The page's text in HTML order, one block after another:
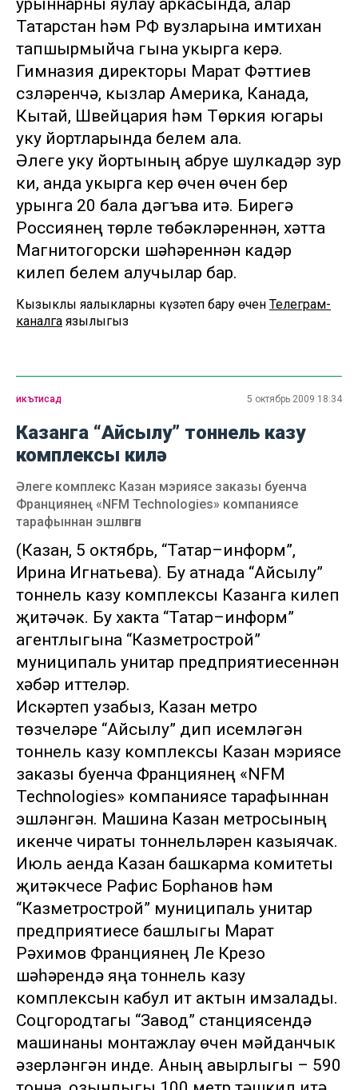
урыннарны яулау аркасында, алар
Татарстан һәм РФ вузларына имтихан
тапшырмыйча гына укырга керә.
Гимназия директоры Марат Фәттиев
сүзләренчә, кызлар Америка, Канада,
Кытай, Швейцария һәм Төркия югары
уку йортларында белем ала.
Әлеге уку йортының абруе шулкадәр зур
ки, анда укырга керү өчен өчен бер
урынга 20 бала дәгъва итә. Бирегә
Россиянең төрле төбәкләреннән, хәтта
Магнитогорски шәһәреннән кадәр
килеп белем алучылар бар.
Кызыклы яңалыкларны күзәтеп бару өчен Телеграм-
каналга язылыгыз
икътисад 5 октябрь 2009 18:34
Казанга “Айсылу” тоннель казу
комплексы килә
Әлеге комплекс Казан мэриясе заказы буенча
Франциянең «NFM Technologies» компаниясе
тарафыннан эшләнгән
(Казан, 5 октябрь, “Татар–информ”,
Ирина Игнатьева). Бу атнада “Айсылу”
тоннель казу комплексы Казанга килеп
җитәчәк. Бу хакта “Татар–информ”
агентлыгына “Казметрострой”
муниципаль унитар предприятиесеннән
хәбәр иттеләр.
Искәртеп узабыз, Казан метро
төзүчеләре “Айсылу” дип исемләгән
тоннель казу комплексы Казан мэриясе
заказы буенча Франциянең «NFM
Technologies» компаниясе тарафыннан
эшләнгән. Машина Казан метросының
икенче чираты тоннельләрен казыячак.
Июль аенда Казан башкарма комитеты
җитәкчесе Рафис Борһанов һәм
“Казметрострой” муниципаль унитар
предприятиесе башлыгы Марат
Рәхимов Франциянең Ле Крезо
шәһәрендә яңа тоннель казу
комплексын кабул итү актын имзалады.
Соцгородтагы “Завод” станциясендә
машинаны монтажлау өчен мәйданчык
әзерләнгән инде. Аның авырлыгы – 590